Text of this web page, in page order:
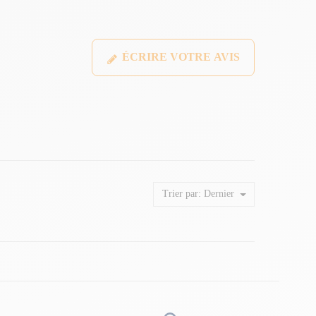
ÉCRIRE VOTRE AVIS
Trier par: Dernier